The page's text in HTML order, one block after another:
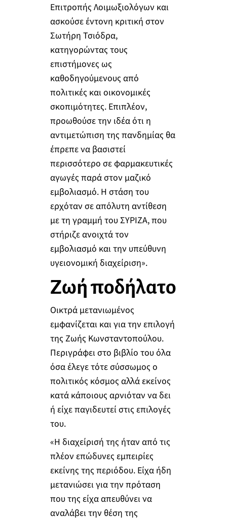
Επιτροπής Λοιμωξιολόγων και
ασκούσε έντονη κριτική στον
Σωτήρη Τσιόδρα,
κατηγορώντας τους
επιστήμονες ως
καθοδηγούμενους από
πολιτικές και οικονομικές
σκοπιμότητες. Επιπλέον,
προωθούσε την ιδέα ότι η
αντιμετώπιση της πανδημίας θα
έπρεπε να βασιστεί
περισσότερο σε φαρμακευτικές
αγωγές παρά στον μαζικό
εμβολιασμό. Η στάση του
ερχόταν σε απόλυτη αντίθεση
με τη γραμμή του ΣΥΡΙΖΑ, που
στήριζε ανοιχτά τον
εμβολιασμό και την υπεύθυνη
υγειονομική διαχείριση».
Ζωή ποδήλατο
Οικτρά μετανιωμένος
εμφανίζεται και για την επιλογή
της Ζωής Κωνσταντοπούλου.
Περιγράφει στο βιβλίο του όλα
όσα έλεγε τότε σύσσωμος ο
πολιτικός κόσμος αλλά εκείνος
κατά κάποιους αρνιόταν να δει
ή είχε παγιδευτεί στις επιλογές
του.
«Η διαχείρισή της ήταν από τις
πλέον επώδυνες εμπειρίες
εκείνης της περιόδου. Είχα ήδη
μετανιώσει για την πρόταση
που της είχα απευθύνει να
αναλάβει την θέση της